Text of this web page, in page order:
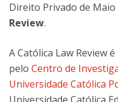
Direito Privado de Maio
Review.
A Católica Law Review
pelo Centro de
Universidade Católica